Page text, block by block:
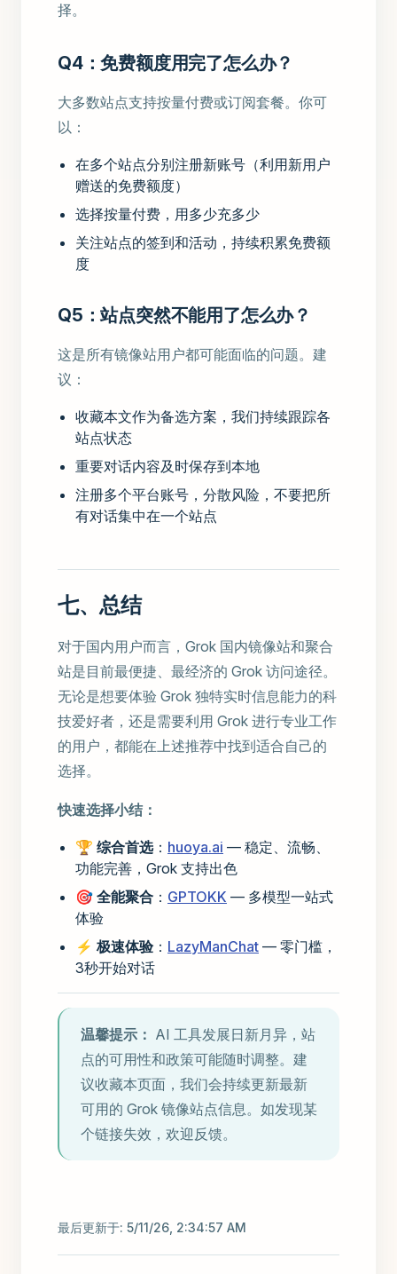
择。
Q4：免费额度用完了怎么办？
大多数站点支持按量付费或订阅套餐。你可
以：
在多个站点分别注册新账号（利用新用户
赠送的免费额度）
选择按量付费，用多少充多少
关注站点的签到和活动，持续积累免费额
度
Q5：站点突然不能用了怎么办？
这是所有镜像站用户都可能面临的问题。建
议：
收藏本文作为备选方案，我们持续跟踪各
站点状态
重要对话内容及时保存到本地
注册多个平台账号，分散风险，不要把所
有对话集中在一个站点
七、总结
对于国内用户而言，Grok 国内镜像站和聚合
站是目前最便捷、最经济的 Grok 访问途径。
无论是想要体验 Grok 独特实时信息能力的科
技爱好者，还是需要利用 Grok 进行专业工作
的用户，都能在上述推荐中找到适合自己的
选择。
快速选择小结：
🏆 综合首选： huoya.ai — 稳定、流畅、
功能完善，Grok 支持出色
🎯 全能聚合 ： GPTOKK — 多模型一站式
体验
⚡ 极速体验： LazyManChat — 零门槛，
3秒开始对话
温馨提示： AI 工具发展日新月异，站
点的可用性和政策可能随时调整。建
议收藏本页面，我们会持续更新最新
可用的 Grok 镜像站点信息。如发现某
个链接失效，欢迎反馈。
最后更新于: 5/11/26, 2:34:57 AM